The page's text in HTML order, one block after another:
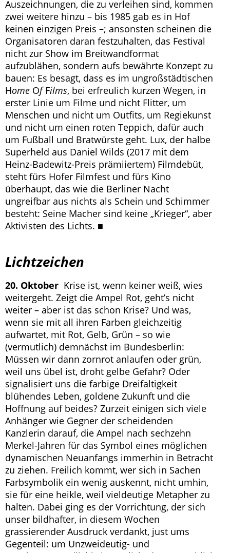
Auszeichnungen, die zu verleihen sind, kommen
zwei weitere hinzu – bis 1985 gab es in Hof
keinen einzigen Preis –; ansonsten scheinen die
Organisatoren daran festzuhalten, das Festival
nicht zur Show im Breitwandformat
aufzublähen, sondern aufs bewährte Konzept zu
bauen: Es besagt, dass es im ungroßstädtischen
Home OfFilms, bei erfreulich kurzen Wegen, in
erster Linie um Filme und nicht Flitter, um
Menschen und nicht um Outfits, um Regiekunst
und nicht um einen roten Teppich, dafür auch
um Fußball und Bratwürste geht. Lux, der halbe
Superheld aus Daniel Wilds (2017 mit dem
Heinz-Badewitz-Preis prämiiertem) Filmdebüt,
steht fürs Hofer Filmfest und fürs Kino
überhaupt, das wie die Berliner Nacht
ungreifbar aus nichts als Schein und Schimmer
besteht: Seine Macher sind keine „Krieger“, aber
Aktivisten des Lichts. ■
Lichtzeichen
20. Oktober Krise ist, wenn keiner weiß, wies
weitergeht. Zeigt die Ampel Rot, geht’s nicht
weiter – aber ist das schon Krise? Und was,
wenn sie mit all ihren Farben gleichzeitig
aufwartet, mit Rot, Gelb, Grün – so wie
(vermutlich) demnächst im Bundesberlin:
Müssen wir dann zornrot anlaufen oder grün,
weil uns übel ist, droht gelbe Gefahr? Oder
signalisiert uns die farbige Dreifaltigkeit
blühendes Leben, goldene Zukunft und die
Hoffnung auf beides? Zurzeit einigen sich viele
Anhänger wie Gegner der scheidenden
Kanzlerin darauf, die Ampel nach sechzehn
Merkel-Jahren für das Symbol eines möglichen
dynamischen Neuanfangs immerhin in Betracht
zu ziehen. Freilich kommt, wer sich in Sachen
Farbsymbolik ein wenig auskennt, nicht umhin,
sie für eine heikle, weil vieldeutige Metapher zu
halten. Dabei ging es der Vorrichtung, der sich
unser bildhafter, in diesem Wochen
grassierender Ausdruck verdankt, just ums
Gegenteil: um Unzweideutig- und